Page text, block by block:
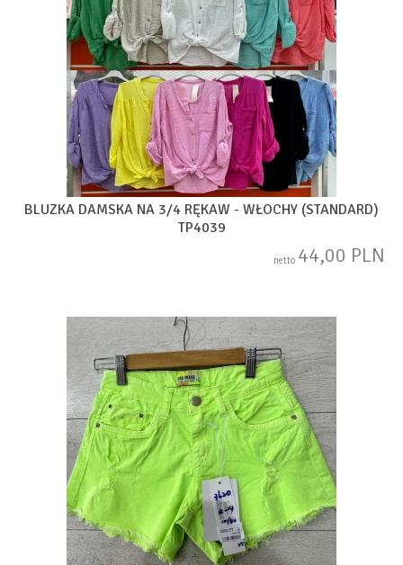
BLUZKA DAMSKA NA 3/4 RĘKAW - WŁOCHY (STANDARD)
TP4039
netto 44,00 PLN